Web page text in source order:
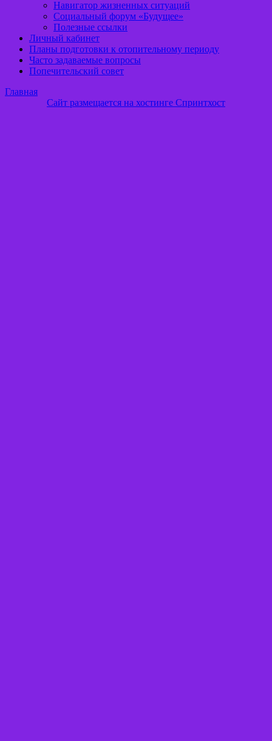
Навигатор жизненных ситуаций
Социальный форум «Будущее»
Полезные ссылки
Личный кабинет
Планы подготовки к отопительному периоду
Часто задаваемые вопросы
Попечительский совет
Главная
Сайт размещается на хостинге Спринтхост